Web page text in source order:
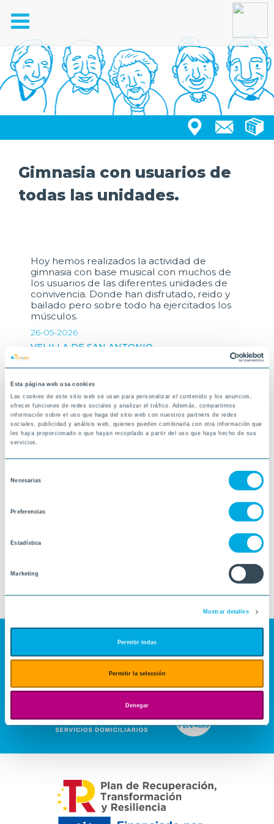
Esta página web usa cookies
Las cookies de este sitio web se usan para personalizar el contenido y los anuncios,
ofrecer funciones de redes sociales y analizar el tráfico. Además, compartimos
información sobre el uso que haga del sitio web con nuestros partners de redes
sociales, publicidad y análisis web, quienes pueden combinarla con otra información que
les haya proporcionado o que hayan recopilado a partir del uso que haya hecho de sus
servicios.
Necesarias
Preferencias
Estadística
Marketing
Mostrar detalles
Permitir todas
Permitir la selección
Denegar
Toggle
navigation
Gimnasia con usuarios de
todas las unidades.
Hoy hemos realizados la actividad de
gimnasia con base musical con muchos de
los usuarios de las diferentes unidades de
convivencia. Donde han disfrutado, reido y
bailado pero sobre todo ha ejercitados los
músculos.
26-05-2026
VELILLA DE SAN ANTONIO